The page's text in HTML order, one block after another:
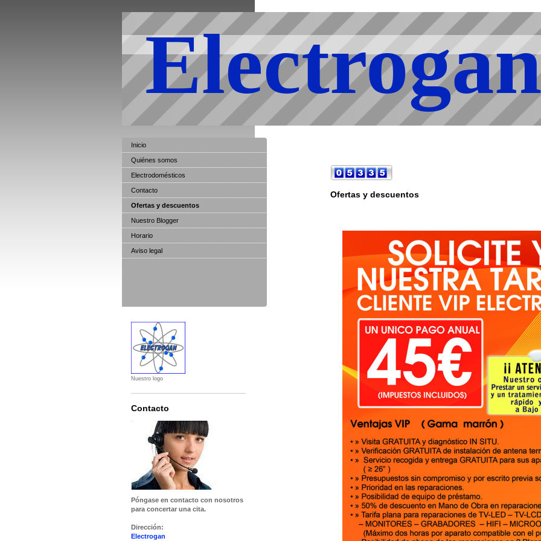
Electrogan
Ofertas y descuentos
Inicio
Quiénes somos
Electrodomésticos
Contacto
Ofertas y descuentos
Nuestro Blogger
Horario
Aviso legal
Nuestro logo
Contacto
Póngase en contacto con nosotros
para concertar una cita.
Dirección:
Electrogan